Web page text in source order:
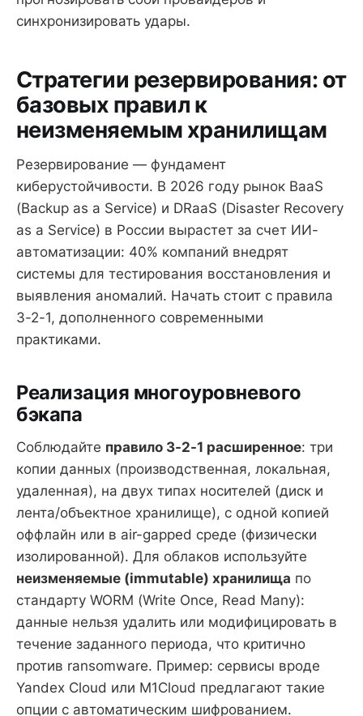
синхронизировать удары.
Стратегии резервирования: от
базовых правил к
неизменяемым хранилищам
Резервирование — фундамент
киберустойчивости. В 2026 году рынок BaaS
(Backup as a Service) и DRaaS (Disaster Recovery
as a Service) в России вырастет за счет ИИ-
автоматизации: 40% компаний внедрят
системы для тестирования восстановления и
выявления аномалий. Начать стоит с правила
3-2-1, дополненного современными
практиками.
Реализация многоуровневого
бэкапа
Соблюдайте правило 3-2-1 расширенное: три
копии данных (производственная, локальная,
удаленная), на двух типах носителей (диск и
лента/объектное хранилище), с одной копией
оффлайн или в air-gapped среде (физически
изолированной). Для облаков используйте
неизменяемые (immutable) хранилища по
стандарту WORM (Write Once, Read Many):
данные нельзя удалить или модифицировать в
течение заданного периода, что критично
против ransomware. Пример: сервисы вроде
Yandex Cloud или M1Cloud предлагают такие
опции с автоматическим шифрованием.